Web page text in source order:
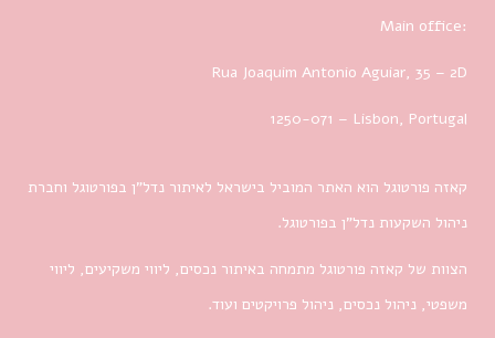
Main office:
Rua Joaquim Antonio Aguiar, 35 – 2D
1250-071 – Lisbon, Portugal
קאזה פורטוגל הוא האתר המוביל בישראל לאיתור נדל”ן בפורטוגל וחברת
ניהול השקעות נדל”ן בפורטוגל.
הצוות של קאזה פורטוגל מתמחה באיתור נכסים, ליווי משקיעים, ליווי
משפטי, ניהול נכסים, ניהול פרויקטים ועוד.